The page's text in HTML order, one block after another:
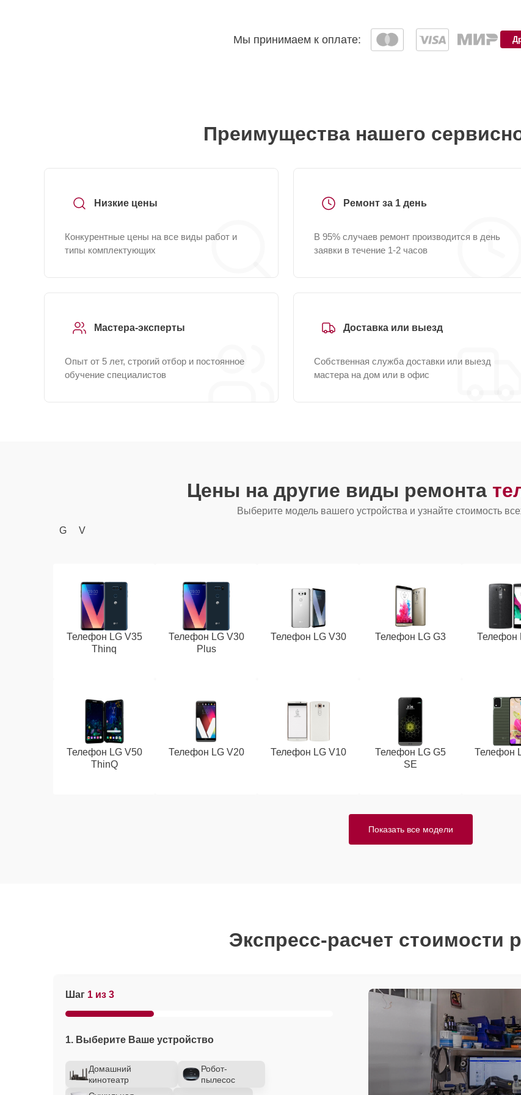
Мы принимаем к оплате:
Преимущества нашего
Низкие цены
Конкурентные цены на все виды работ и
типы комплектующих
Ремонт за 1 день
В 95% случаев ремонт производится в день
заявки в течение 1-2 часов
Мастера-эксперты
Опыт от 5 лет, строгий отбор и постоянное
обучение специалистов
Доставка или выезд
Собственная служба доставки или выезд
мастера на дом или в офис
Цены на другие виды ремонта
Выберите модель вашего устройства и узнайте стоимость
G
V
Телефон LG V35
Thinq
Телефон LG V30
Plus
Телефон LG V30 Телефон LG G3 Телефон
Телефон LG V50
ThinQ
Телефон LG V20 Телефон LG V10
Телефон LG G5
SE
Телефон
Показать все модели
Экспресс-расчет стоимости
Шаг 1 из 3
1. Выберите Ваше устройство
Домашний
кинотеатр
Робот-
пылесос